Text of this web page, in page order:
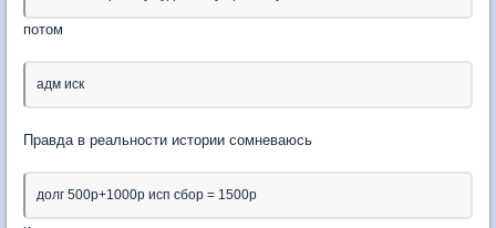
потом
адм иск
Правда в реальности истории сомневаюсь
долг 500р+1000р исп сбор = 1500р